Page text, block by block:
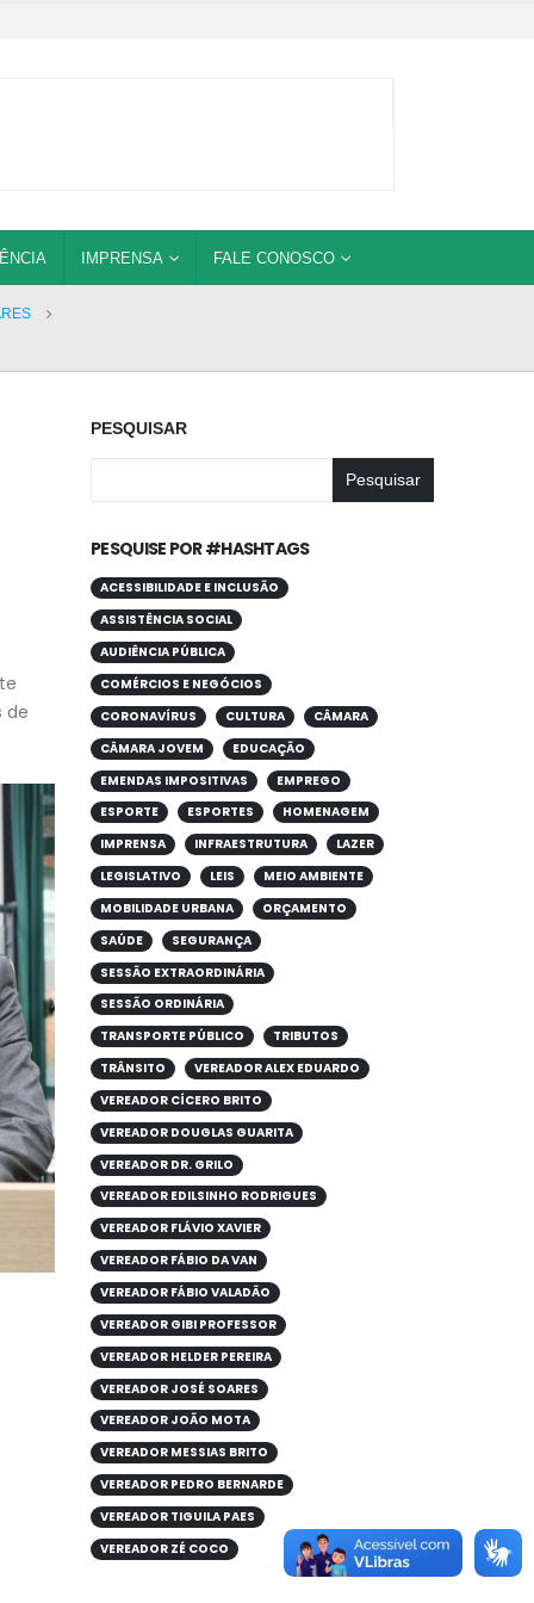
IMPRENSA FALE CONOSCO
de
PESQUISAR
Pesquisar
PESQUISE POR #HASHTAGS
ACESSIBILIDADE E INCLUSÃO
ASSISTÊNCIA SOCIAL
AUDIÊNCIA PÚBLICA
COMÉRCIOS E NEGÓCIOS
CORONAVÍRUS
CULTURA
CÂMARA
CÂMARA JOVEM
EDUCAÇÃO
EMENDAS IMPOSITIVAS
EMPREGO
ESPORTE
ESPORTES
HOMENAGEM
IMPRENSA
INFRAESTRUTURA
LAZER
LEGISLATIVO
LEIS
MEIO AMBIENTE
MOBILIDADE URBANA
ORÇAMENTO
SAÚDE
SEGURANÇA
SESSÃO EXTRAORDINÁRIA
SESSÃO ORDINÁRIA
TRANSPORTE PÚBLICO
TRIBUTOS
TRÂNSITO
VEREADOR ALEX EDUARDO
VEREADOR CÍCERO BRITO
VEREADOR DOUGLAS GUARITA
VEREADOR DR. GRILO
VEREADOR EDILSINHO RODRIGUES
VEREADOR FLÁVIO XAVIER
VEREADOR FÁBIO DA VAN
VEREADOR FÁBIO VALADÃO
VEREADOR GIBI PROFESSOR
VEREADOR HELDER PEREIRA
VEREADOR JOSÉ SOARES
VEREADOR JOÃO MOTA
VEREADOR MESSIAS BRITO
VEREADOR PEDRO BERNARDE
VEREADOR TIGUILA PAES
VEREADOR ZÉ COCO